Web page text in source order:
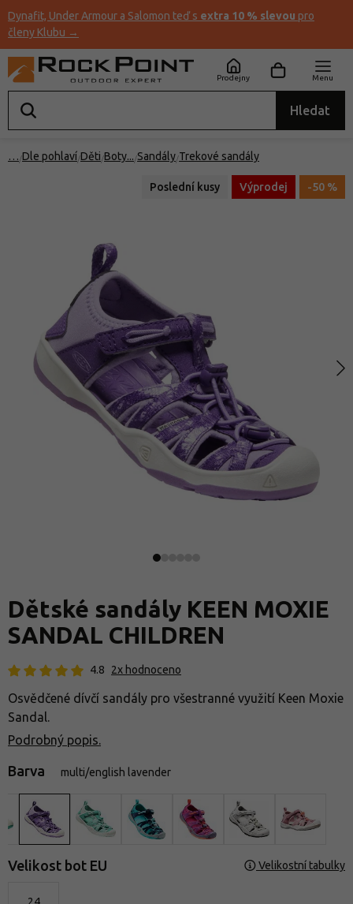
Dynafit, Under Armour a Salomon teď s extra 10 % slevou pro
členy Klubu →
Hledat
Prodejny Menu
… Dle pohlaví Děti Boty Sandály Trekové sandály
-50 %
Výprodej
Poslední kusy
Dětské sandály KEEN MOXIE
SANDAL CHILDREN
4.8 2x hodnoceno
Osvědčené dívčí sandály pro všestranné využití Keen Moxie
Sandal.
Podrobný popis.
Barva multi/english lavender
Velikost bot EU Velikostní tabulky